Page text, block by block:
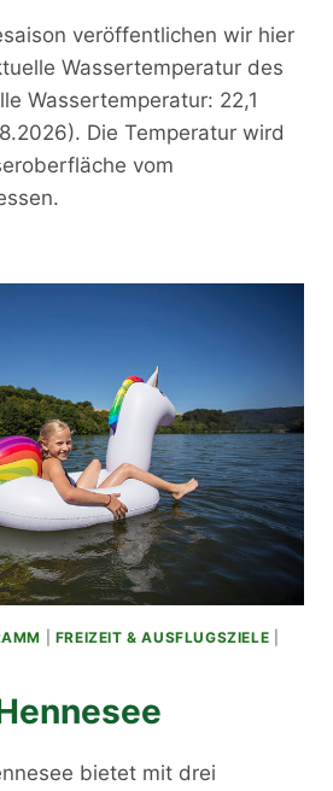
veröffentlichen wir hier
Wassertemperatur des
Wassertemperatur: 22,1
Die Temperatur wird
vom
FREIZEIT & AUSFLUGSZIELE
bietet mit drei